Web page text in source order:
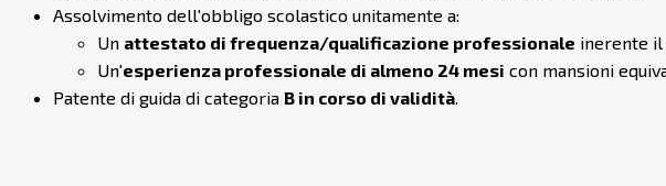
Assolvimento dell'obbligo scolastico unitamente a:
Un attestato di frequenza/qualificazione professionale inerente il
Un'esperienza professionale di almeno 24 mesi con mansioni
Patente di guida di categoria B in corso di validità.